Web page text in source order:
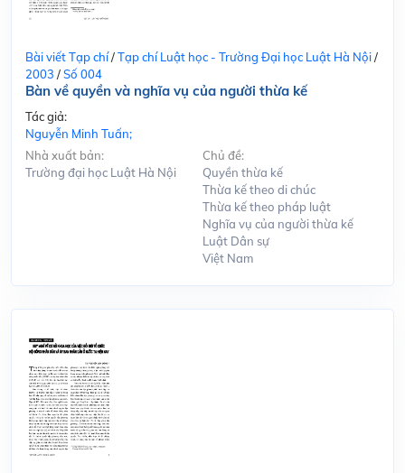
Bài viết Tạp chí/Tạp chí Luật học - Trường Đại học Luật Hà Nội/
2003 /Số 004
Bàn về quyền và nghĩa vụ của người thừa kế
Tác giả:
Nguyễn Minh Tuấn;
Nhà xuất bản:
Trường đại học Luật Hà Nội
Chủ đề:
Quyền thừa kế
Thừa kế theo di chúc
Thừa kế theo pháp luật
Nghĩa vụ của người thừa kế
Luật Dân sự
Việt Nam